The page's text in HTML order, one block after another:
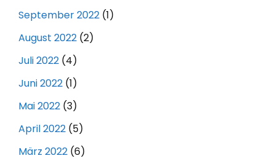
September 2022 (1)
August 2022 (2)
Juli 2022 (4)
Juni 2022 (1)
Mai 2022 (3)
April 2022 (5)
März 2022 (6)